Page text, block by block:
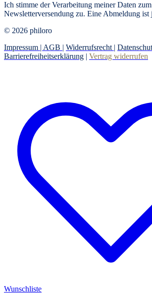
Ich stimme der Verarbeitung meiner Daten
Newsletterversendung zu. Eine Abmeldung ist
© 2026 philoro
Impressum | AGB | Widerrufsrecht |
Barrierefreiheitserklärung | Vertrag widerrufen
Wunschliste